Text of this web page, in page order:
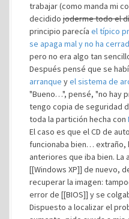
trabajar (como manda mi
decidido joderme todo el
principio parecía el típico
se apaga mal y no ha
pero no era algo tan
Después pensé que se
arranque yel sistema de
"Bueno…", pensé, "no hay
tengo copia de seguridad
toda la partición hecha con
El caso es que el CD de
funcionaba bien… extraño,
anteriores que iba bien. La
[[Windows XP]] de nuevo,
recuperar la imagen:
error de [[BIOS]] y se
Dispuesto a localizar el